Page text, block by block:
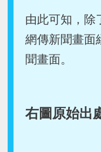
由此可知，除
網傳新聞畫面
聞畫面。
右圖原始出